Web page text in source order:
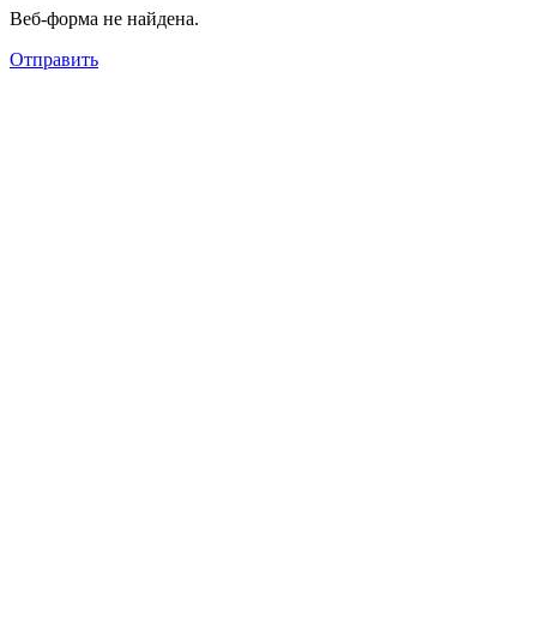
Веб-форма не найдена.
Отправить